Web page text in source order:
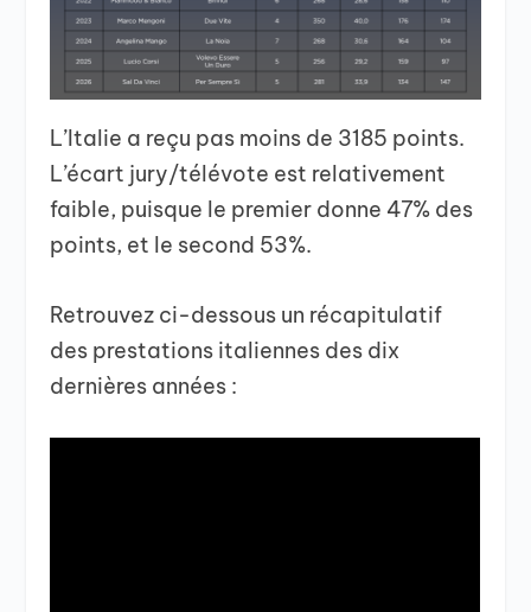
L’Italie a reçu pas moins de 3185 points.
L’écart jury/télévote est relativement
faible, puisque le premier donne 47% des
points, et le second 53%.
Retrouvez ci-dessous un récapitulatif
des prestations italiennes des dix
dernières années :